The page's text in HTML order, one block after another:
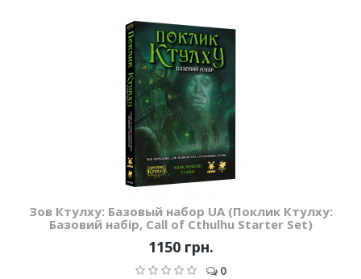
Зов Ктулху: Базовый набор UA (Поклик Ктулху:
Базовий набір, Call of Cthulhu Starter Set)
1150 грн.
0